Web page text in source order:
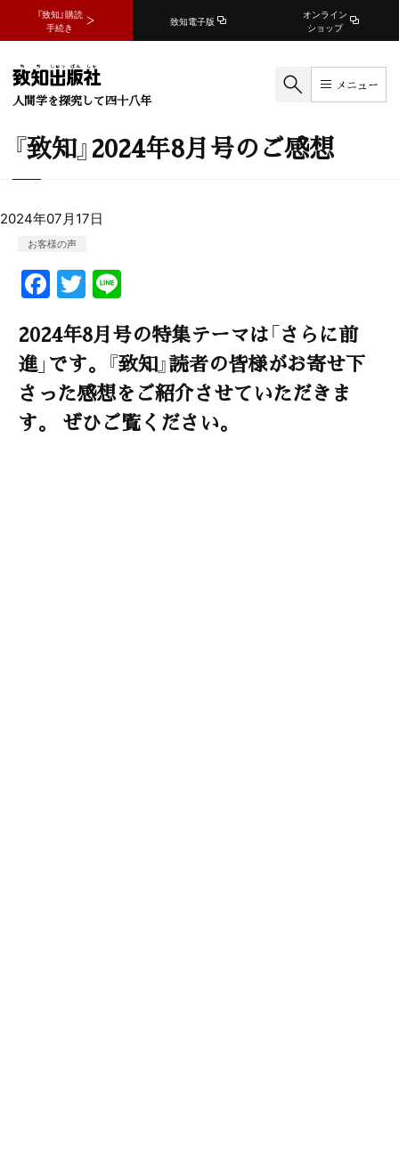
『致知』購読
手続き
致知電子版
オンライン
ショップ
人間学を探究して四十八年
メニュー
『致知』2024年8月号のご感想
2024年07月17日
お客様の声
F
a
c
e
b
o
T
w
itt
er
e
2024年8月号の特集テーマは「さらに前
進」です。『致知』読者の皆様がお寄せ下
さった感想をご紹介させていただきま
す。 ぜひご覧ください。